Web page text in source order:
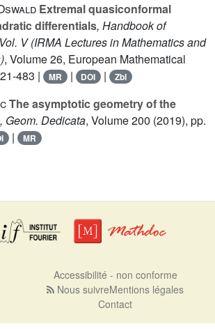
Extremal quasiconformal
differentials, Handbook of
V(IRMA Lectures in Mathematics and
, Volume 26, European Mathematical
483 |
MR | DOI | Zbl
The asymptotic geometry of the
, Geom. Dedicata, Volume 200 (2019), pp.
| MR
Accessibilité - non conforme
Nous suivreMentions légales
Contact